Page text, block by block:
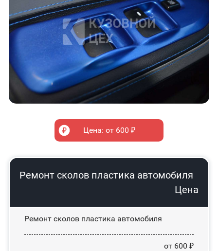
Цена: от 600 ₽
Ремонт сколов пластика автомобиля
Цена
Ремонт сколов пластика автомобиля
от 600 ₽